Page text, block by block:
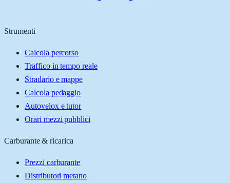
Strumenti
Calcola percorso
Traffico in tempo reale
Stradario e mappe
Calcola pedaggio
Autovelox e tutor
Orari mezzi pubblici
Carburante & ricarica
Prezzi carburante
Distributori metano